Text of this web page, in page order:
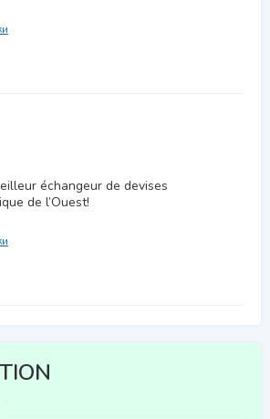
échangeur de devises
de l’Ouest!